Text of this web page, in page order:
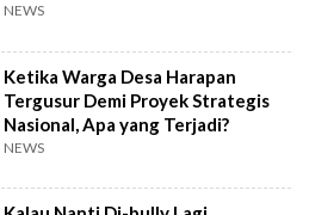
NEWS
Ketika Warga Desa Harapan
Tergusur Demi Proyek Strategis
Nasional, Apa yang Terjadi?
NEWS